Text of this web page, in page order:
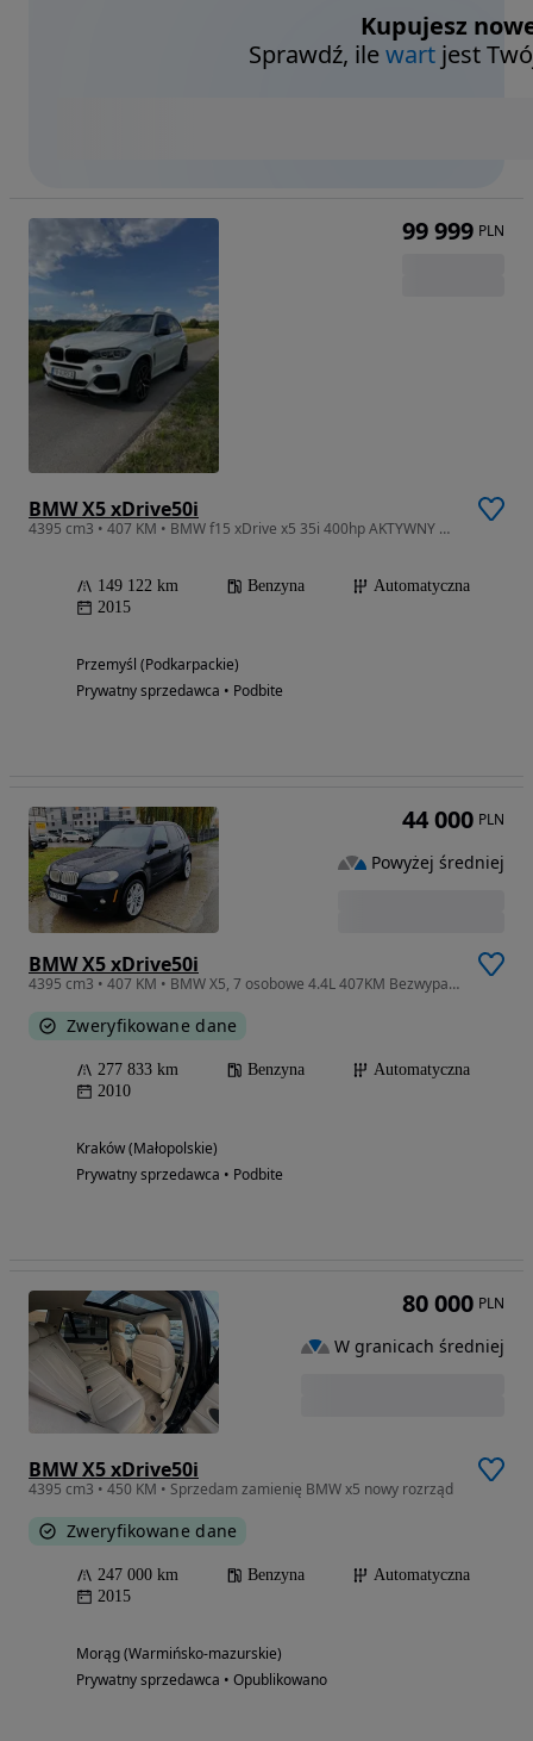
Kupujesz
Sprawdź, ilewart jest
BMW X5 xDrive50i
4395 cm3 • 407 KM • BMW f15 xDrive x5 35i 400hp AKTYWNY WYDECH
149 122 km Benzyna
Automatyczna
2015
Przemyśl (Podkarpackie)
Prywatny sprzedawca • Podbite
99 999 PLN
BMW X5 xDrive50i
4395 cm3 • 407 KM • BMW X5, 7 osobowe 4.4L 407KM Bezwypadkowy
Zweryfikowane dane
277 833 km Benzyna
Automatyczna
2010
Kraków (Małopolskie)
Prywatny sprzedawca • Podbite
44 000 PLN
Powyżej średniej
BMW X5 xDrive50i
4395 cm3 • 450 KM • Sprzedam zamienię BMW x5 nowy rozrząd
Zweryfikowane dane
247 000 km Benzyna
Automatyczna
2015
Morąg (Warmińsko-mazurskie)
Prywatny sprzedawca • Opublikowano
80 000 PLN
W granicach średniej